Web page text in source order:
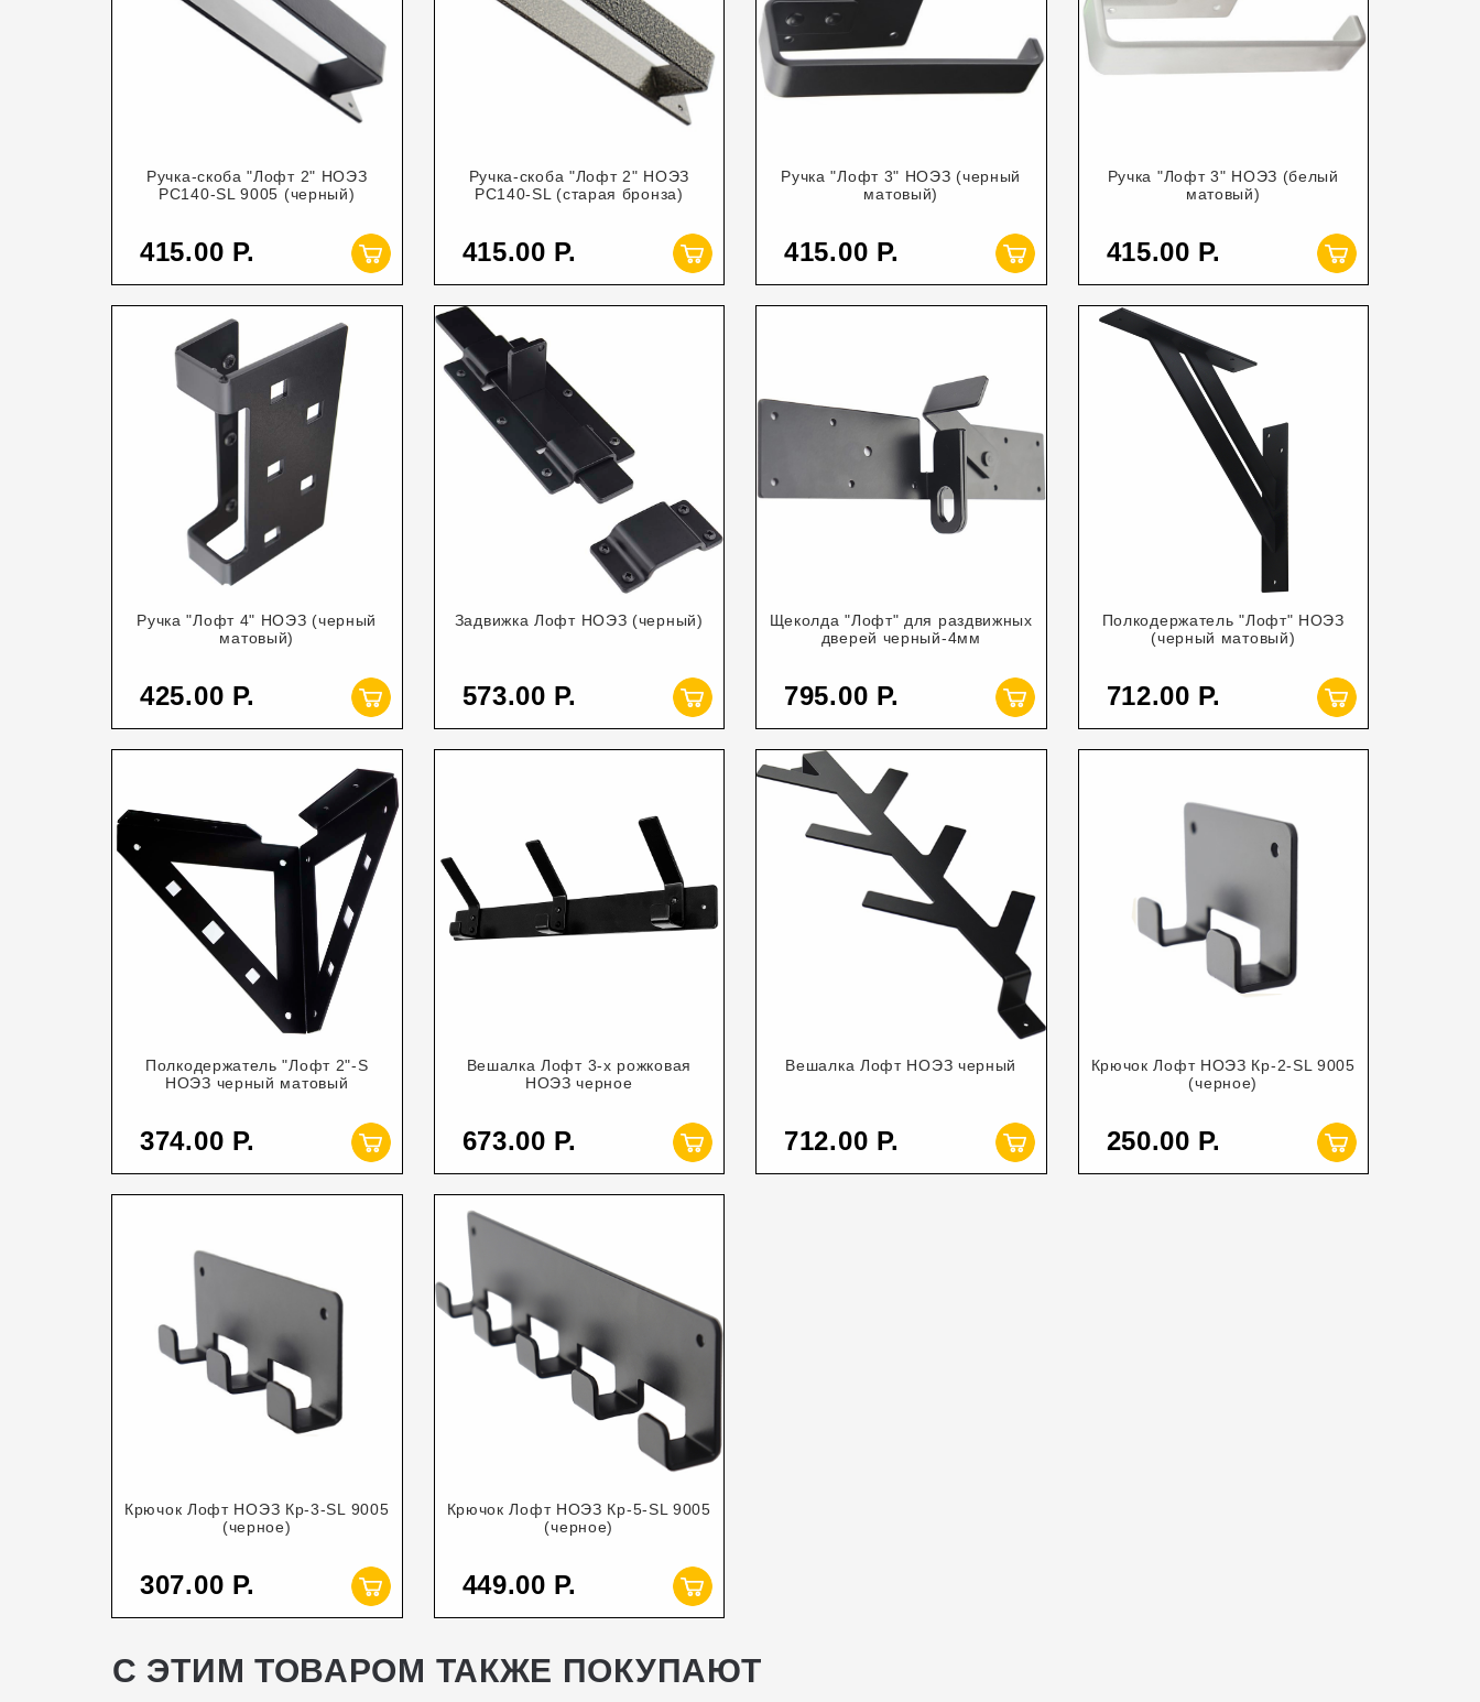
Ручка-скоба "Лофт 2" НОЭЗ
РС140-SL 9005 (черный)
415.00
Ручка-скоба "Лофт 2" НОЭЗ
РС140-SL (старая бронза)
415.00
Ручка "Лофт 3" НОЭЗ (черный
матовый)
415.00
Ручка "Лофт 3" НОЭЗ (белый
матовый)
415.00
Ручка "Лофт 4" НОЭЗ (черный
матовый)
425.00
Задвижка Лофт НОЭЗ (черный)
573.00
Щеколда "Лофт" для раздвижных
дверей черный-4мм
795.00
Полкодержатель "Лофт" НОЭЗ
(черный матовый)
712.00
Полкодержатель "Лофт 2"-S
НОЭЗ черный матовый
374.00
Вешалка Лофт 3-х рожковая
НОЭЗ черное
673.00
Вешалка Лофт НОЭЗ черный
712.00
Крючок Лофт НОЭЗ Кр-2-SL 9005
(черное)
250.00
Крючок Лофт НОЭЗ Кр-3-SL 9005
(черное)
307.00
Крючок Лофт НОЭЗ Кр-5-SL 9005
(черное)
449.00
С ЭТИМ ТОВАРОМ ТАКЖЕ ПОКУПАЮТ